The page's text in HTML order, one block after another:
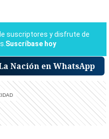
Nación en WhatsApp